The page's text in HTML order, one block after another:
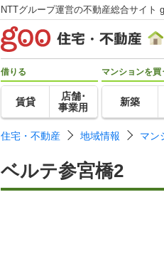
NTTグループ運営の不動産総合サイト
借りる
賃貸
店舗･
事業用
マンションを買
新築
住宅・不動産 地域情報 マン
ベルテ参宮橋2